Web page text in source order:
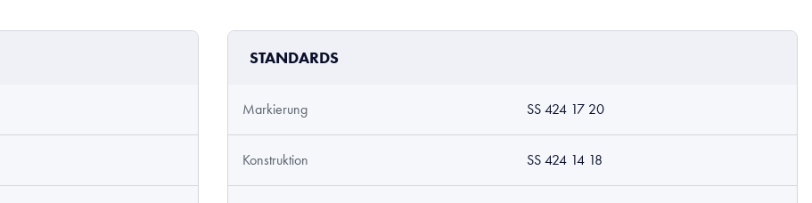
STANDARDS
Markierung SS 424 17 20
Konstruktion SS 424 14 18